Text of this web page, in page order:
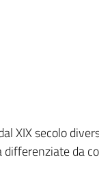
XIX secolo
da